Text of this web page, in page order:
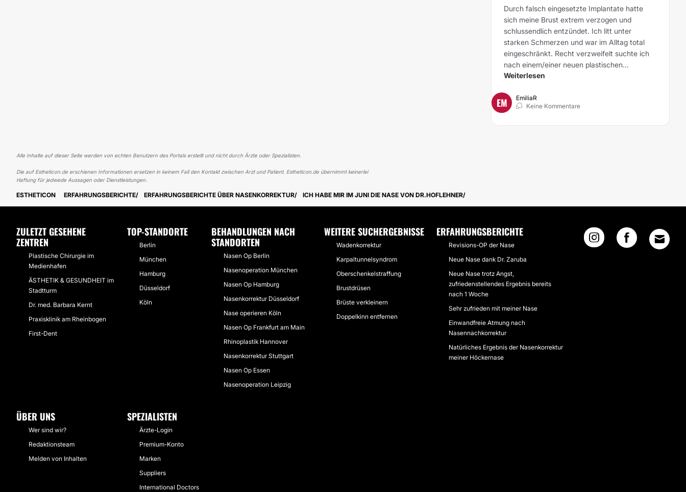
Durch falsch eingesetzte Implantate hatte
sich meine Brust extrem verzogen und
schlussendlich entzündet. Ich litt unter
starken Schmerzen und war im Alltag total
eingeschränkt. Recht verzweifelt suchte ich
nach einem/einer neuen plastischen...
Weiterlesen
EM
EmiliaR
Keine Kommentare
Alle Inhalte auf dieser Seite werden von echten Benutzern des Portals erstellt und nicht durch Ärzte oder Spezialisten.
Die auf Estheticon.de erschienen Informationen ersetzen in keinem Fall den Kontakt zwischen Arzt und Patient. Estheticon.de übernimmt keinerlei
Haftung für jedwede Aussagen oder Dienstleistungen.
ESTHETICON ERFAHRUNGSBERICHTE ERFAHRUNGSBERICHTE ÜBER NASENKORREKTUR ICH HABE MIR IM JUNI DIE NASE VON DR.HOFLEHNER
ZULETZT GESEHENE
ZENTREN
Plastische Chirurgie im
Medienhafen
ÄSTHETIK & GESUNDHEIT im
Stadtturm
Dr. med. Barbara Kernt
Praxisklinik am Rheinbogen
First-Dent
TOP-STANDORTE
Berlin
München
Hamburg
Düsseldorf
Köln
BEHANDLUNGEN NACH
STANDORTEN
Nasen Op Berlin
Nasenoperation München
Nasen Op Hamburg
Nasenkorrektur Düsseldorf
Nase operieren Köln
Nasen Op Frankfurt am Main
Rhinoplastik Hannover
Nasenkorrektur Stuttgart
Nasen Op Essen
Nasenoperation Leipzig
WEITERE SUCHERGEBNISSE
Wadenkorrektur
Karpaltunnelsyndrom
Oberschenkelstraffung
Brustdrüsen
Brüste verkleinern
Doppelkinn entfernen
ERFAHRUNGSBERICHTE
Revisions-OP der Nase
Neue Nase dank Dr. Zaruba
Neue Nase trotz Angst,
zufriedenstellendes Ergebnis bereits
nach 1 Woche
Sehr zufrieden mit meiner Nase
Einwandfreie Atmung nach
Nasennachkorrektur
Natürliches Ergebnis der Nasenkorrektur
meiner Höckernase
ÜBER UNS
Wer sind wir?
Redaktionsteam
Melden von Inhalten
SPEZIALISTEN
Ärzte-Login
Premium-Konto
Marken
Suppliers
International Doctors